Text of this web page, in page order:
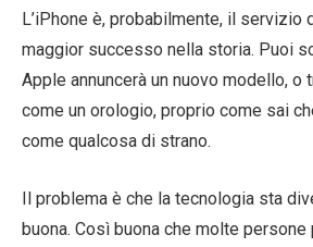
L’iPhone è, probabilmente, il servizio
maggior successo nella storia. Puoi
Apple annuncerà un nuovo modello, o
come un orologio, proprio come sai
come qualcosa di strano.
Il problema è che la tecnologia sta
buona. Così buona che molte persone